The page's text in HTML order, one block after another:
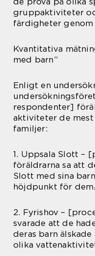
gruppaktiviteter
färdigheter genom
Kvantitativa
med barn”
Enligt en
respondenter]
aktiviteter de
familjer:
1. Uppsala Slott –
föräldrarna sa att
Slott med sina
höjdpunkt för dem.
2. Fyrishov –
svarade att de
deras barn
olika